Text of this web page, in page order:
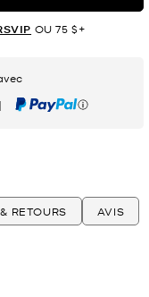
OU 75 $+
| PayPal
RETOURS AVIS